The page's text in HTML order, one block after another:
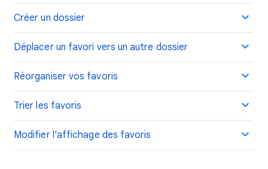
Créer un dossier
Déplacer un favori vers un autre dossier
Réorganiser vos favoris
Trier les favoris
Modifier l'affichage des favoris